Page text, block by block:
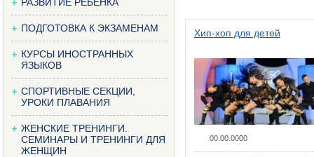
ПОДГОТОВКА К ЭКЗАМЕНАМ
КУРСЫ ИНОСТРАННЫХ
ЯЗЫКОВ
СПОРТИВНЫЕ СЕКЦИИ,
УРОКИ ПЛАВАНИЯ
ЖЕНСКИЕ ТРЕНИНГИ.
СЕМИНАРЫ И ТРЕНИНГИ ДЛЯ
ЖЕНЩИН
Хип-хоп для детей
00.00.0000